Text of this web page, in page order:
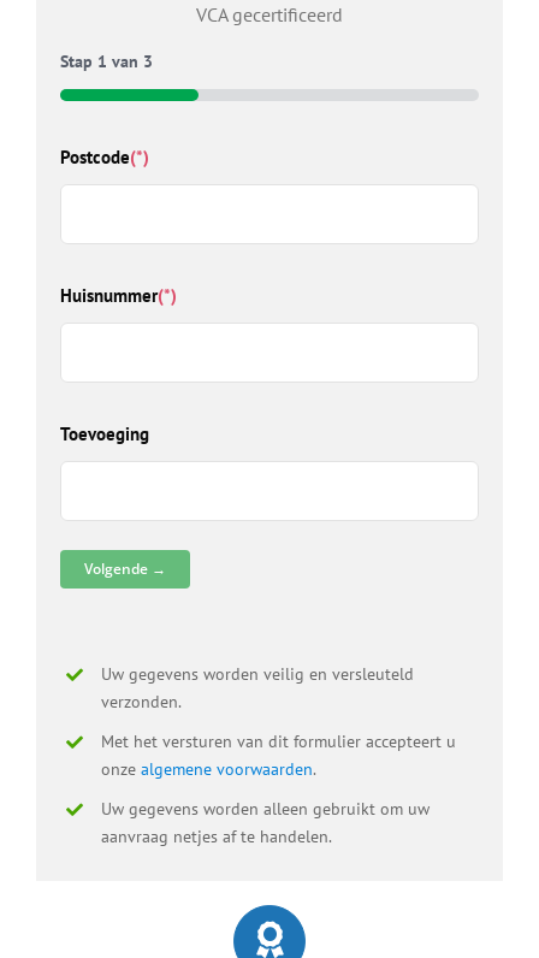
VCA gecertificeerd
Stap 1 van 3
33%
Postcode(*)
Huisnummer(*)
Toevoeging
Uw gegevens worden veilig en versleuteld
verzonden.
Met het versturen van dit formulier accepteert u
onze algemene voorwaarden.
Uw gegevens worden alleen gebruikt om uw
aanvraag netjes af te handelen.